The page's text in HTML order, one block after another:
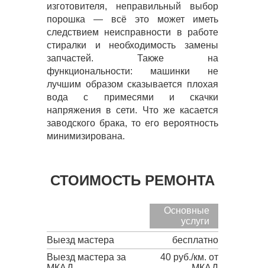
изготовителя, неправильный выбор
порошка — всё это может иметь
следствием неисправности в работе
стиралки и необходимость замены
запчастей. Также на
функциональности: машинки не
лучшим образом сказывается плохая
вода с примесями и скачки
напряжения в сети. Что же касается
заводского брака, то его вероятность
минимизирована.
СТОИМОСТЬ РЕМОНТА
Основные
услуги
Выезд мастера
бесплатно
Выезд мастера за
40 руб./км. от